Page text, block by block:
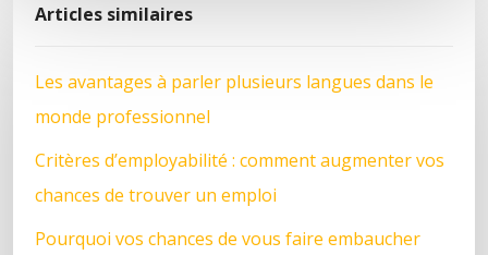
Articles similaires
Les avantages à parler plusieurs langues dans le
monde professionnel
Critères d’employabilité : comment augmenter vos
chances de trouver un emploi
Pourquoi vos chances de vous faire embaucher